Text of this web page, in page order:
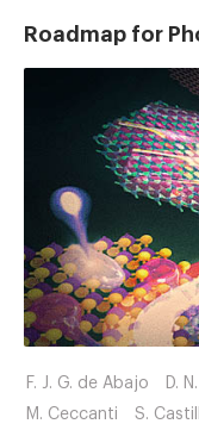
Roadmap for
F. J. G. de Abajo D.
M. Ceccanti
S.